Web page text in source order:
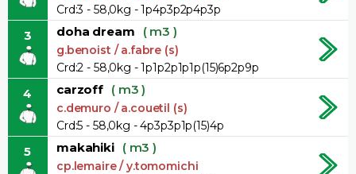
Crd:3 - 58,0kg - 1p4p3p2p4p3p
3 doha dream ( m3 )
g.benoist / a.fabre (s)
Crd:2 - 58,0kg - 1p1p2p1p1p(15)6p2p9p
4 carzoff ( m3 )
c.demuro / a.couetil (s)
Crd:5 - 58,0kg - 4p3p3p1p(15)4p
5 makahiki ( m3 )
cp.lemaire / y.tomomichi